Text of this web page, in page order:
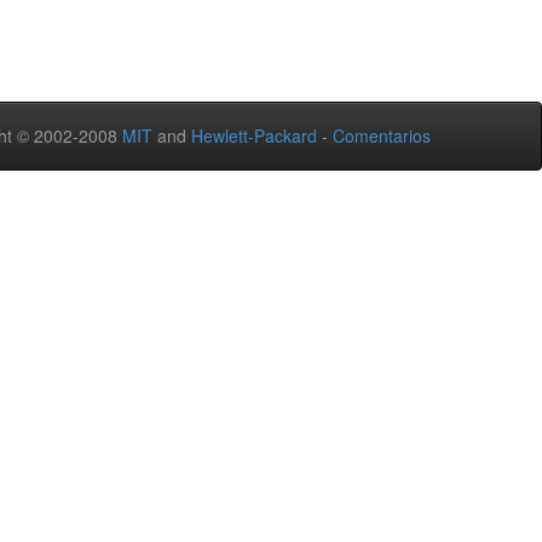
© 2002-2008 MIT and Hewlett-Packard - Comentarios